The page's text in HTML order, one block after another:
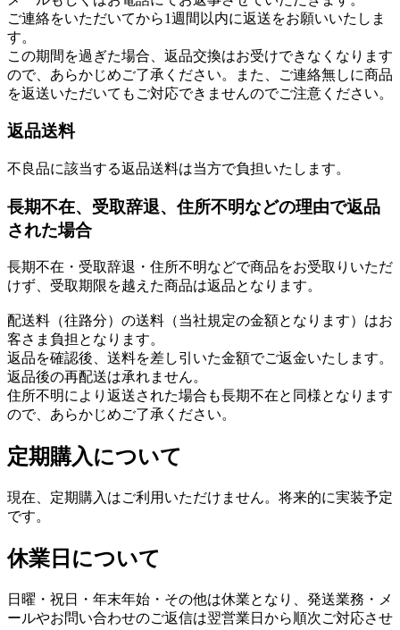
ご連絡をいただいてから1週間以内に返送をお願いいたしま
す。
この期間を過ぎた場合、返品交換はお受けできなくなります
ので、あらかじめご了承ください。また、ご連絡無しに商品
を返送いただいてもご対応できませんのでご注意ください。
返品送料
不良品に該当する返品送料は当方で負担いたします。
長期不在、受取辞退、住所不明などの理由で返品
された場合
長期不在・受取辞退・住所不明などで商品をお受取りいただ
けず、受取期限を越えた商品は返品となります。
配送料（往路分）の送料（当社規定の金額となります）はお
客さま負担となります。
返品を確認後、送料を差し引いた金額でご返金いたします。
返品後の再配送は承れません。
住所不明により返送された場合も長期不在と同様となります
ので、あらかじめご了承ください。
定期購入について
現在、定期購入はご利用いただけません。将来的に実装予定
です。
休業日について
日曜・祝日・年末年始・その他は休業となり、発送業務・メ
ールやお問い合わせのご返信は翌営業日から順次ご対応させ